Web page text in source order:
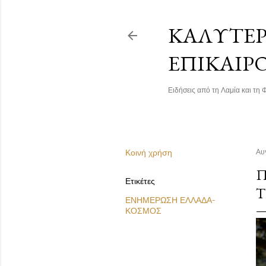
Ειδήσεις από τη Λαμία και τη
Κοινή χρήση
Ετικέτες
ΕΝΗΜΕΡΩΣΗ ΕΛΛΑΔΑ-
ΚΟΣΜΟΣ